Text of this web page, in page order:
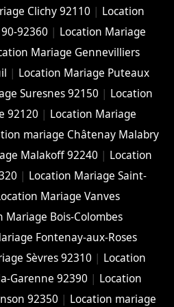
Clichy 92110 | Location
92360 | Location Mariage
Mariage Gennevilliers
| Location Mariage Puteaux
Suresnes 92150 | Location
92120 | Location Mariage
mariage Châtenay Malabry
Malakoff 92240 | Location
| Location Mariage Saint-
Mariage Vanves
Mariage Bois-Colombes
Fontenay-aux-Roses
Sèvres 92310 | Location
Garenne 92390 | Location
92350 | Location mariage